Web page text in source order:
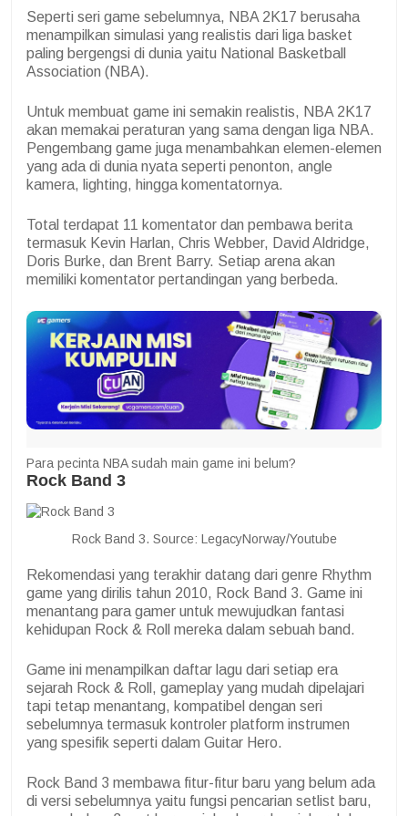
Seperti seri game sebelumnya, NBA 2K17 berusaha
menampilkan simulasi yang realistis dari liga basket
paling bergengsi di dunia yaitu National Basketball
Association (NBA).
Untuk membuat game ini semakin realistis, NBA 2K17
akan memakai peraturan yang sama dengan liga NBA.
Pengembang game juga menambahkan elemen-elemen
yang ada di dunia nyata seperti penonton, angle
kamera, lighting, hingga komentatornya.
Total terdapat 11 komentator dan pembawa berita
termasuk Kevin Harlan, Chris Webber, David Aldridge,
Doris Burke, dan Brent Barry. Setiap arena akan
memiliki komentator pertandingan yang berbeda.
Para pecinta NBA sudah main game ini belum?
Rock Band 3
Rock Band 3. Source: LegacyNorway/Youtube
Rekomendasi yang terakhir datang dari genre Rhythm
game yang dirilis tahun 2010, Rock Band 3. Game ini
menantang para gamer untuk mewujudkan fantasi
kehidupan Rock & Roll mereka dalam sebuah band.
Game ini menampilkan daftar lagu dari setiap era
sejarah Rock & Roll, gameplay yang mudah dipelajari
tapi tetap menantang, kompatibel dengan seri
sebelumnya termasuk kontroler platform instrumen
yang spesifik seperti dalam Guitar Hero.
Rock Band 3 membawa fitur-fitur baru yang belum ada
di versi sebelumnya yaitu fungsi pencarian setlist baru,